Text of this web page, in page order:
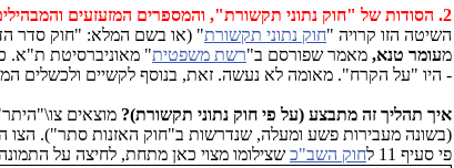
2. הסודות של "חוק נתוני תקשורת", והמספרים המזעזעים והמבהילים של ניצול חוק זה, כדי לבלוש ולעקוב אחרי תושבי ישראל בהמוניהם, בין אם הם חשודים במשהו ובין אם לאו:
השיטה הזו קרויה "חוק נתוני תקשורת" (או בשם המלא: "חוק סדר הדין הפלילי (סמכויות
מעומר טנא, מאמר שפורסם ב"רשת משפטית" מאוניברסיטת ת"א.
- היו "על הקרח". מאומה לא נעשה. זאת, בנוסף לקשיים ולכשלים
איך תהליך זה מתבצע (על פי חוק נתוני תקשורת)? מוצאים
(בשונה מעבירות פשע ומעלה, שנדרשות ב"חוק האזנות סתר"). הצו
פי סעיף 11 ל
חוק השב"כ שצילומו מצוי כאן מתחת, לחיצה על